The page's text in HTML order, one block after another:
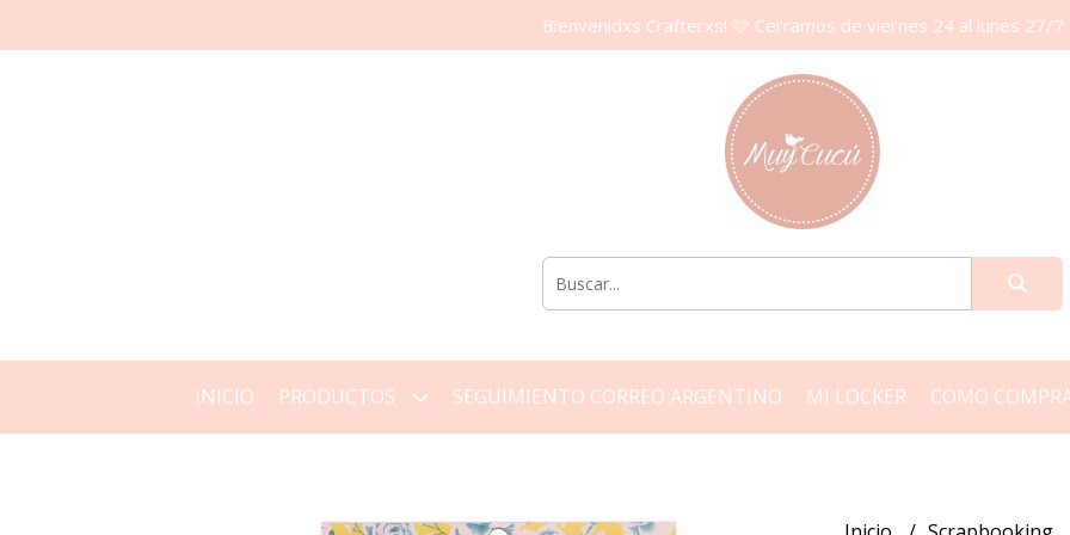
Bienvenidxs Crafterxs! 🩷 Cerramos de viernes 24 al lunes 27/7
INICIO PRODUCTOS SEGUIMIENTO CORREO ARGENTINO MI LOCKER COMO